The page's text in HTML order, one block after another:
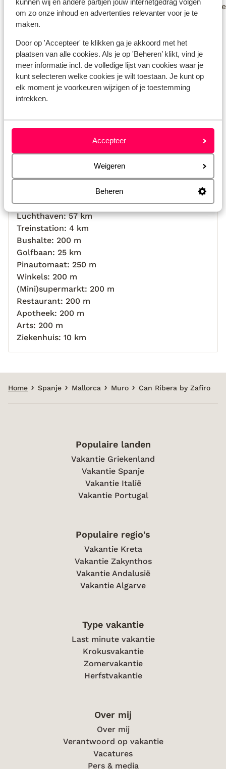
kunnen wij en andere partijen jouw internetgedrag volgen
om zo onze inhoud en advertenties relevanter voor je te
maken.
Door op 'Accepteer' te klikken ga je akkoord met het
plaatsen van alle cookies. Als je op 'Beheren’ klikt, vind je
meer informatie incl. de volledige lijst van cookies waar je
kunt selecteren welke cookies je wilt toestaan. Je kunt op
elk moment je voorkeuren wijzigen of je toestemming
intrekken.
Accepteer
Weigeren
Beheren
Met familie
is
Locatie
Strand: 11 km
Centrum: 200 m
Luchthaven: 57 km
Treinstation: 4 km
Bushalte: 200 m
Golfbaan: 25 km
Pinautomaat: 250 m
Winkels: 200 m
(Mini)supermarkt: 200 m
Restaurant: 200 m
Apotheek: 200 m
Arts: 200 m
Ziekenhuis: 10 km
Home Spanje Mallorca Muro Can Ribera by Zafiro
Populaire landen
Vakantie Griekenland
Vakantie Spanje
Vakantie Italië
Vakantie Portugal
Populaire regio's
Vakantie Kreta
Vakantie Zakynthos
Vakantie Andalusië
Vakantie Algarve
Type vakantie
Last minute vakantie
Krokusvakantie
Zomervakantie
Herfstvakantie
Over mij
Over mij
Verantwoord op vakantie
Vacatures
Pers & media